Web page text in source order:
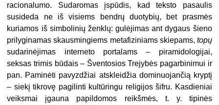
racionalumo. Sudaromas įspūdis, kad teksto pasaulis
susideda ne iš visiems bendrų duotybių, bet prasmės
kuriamos iš simbolinių ženklų: gulėjimas ant dygaus šieno
prilyginamas skausmingiems metafiziniams skiepams, topų
sudarinėjimas interneto portalams – piramidologijai,
seksas trimis būdais – Šventosios Trejybės pagarbinimui ir
pan. Paminėti pavyzdžiai atskleidžia dominuojančią kryptį
– siekį tikrovę pagilinti kultūringu religijos šifru. Kasdieniai
veiksmai įgauna papildomos reikšmės, t. y. tipinės